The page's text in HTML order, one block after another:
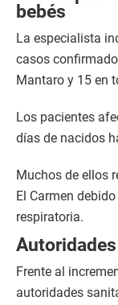
bebés
La especialista
casos
Mantaro y 15 en
Los pacientes
días de nacidos
Muchos de ellos
El Carmen
respiratoria.
Frente al
autoridades